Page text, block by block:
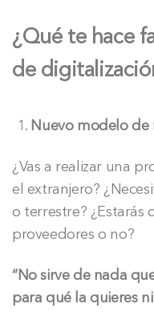
¿Qué te hace
de
Nuevo modelo de
¿Vas a realizar una
el extranjero?
o terrestre? ¿Estarás
proveedores o no?
“No sirve de nada
para qué la quieres